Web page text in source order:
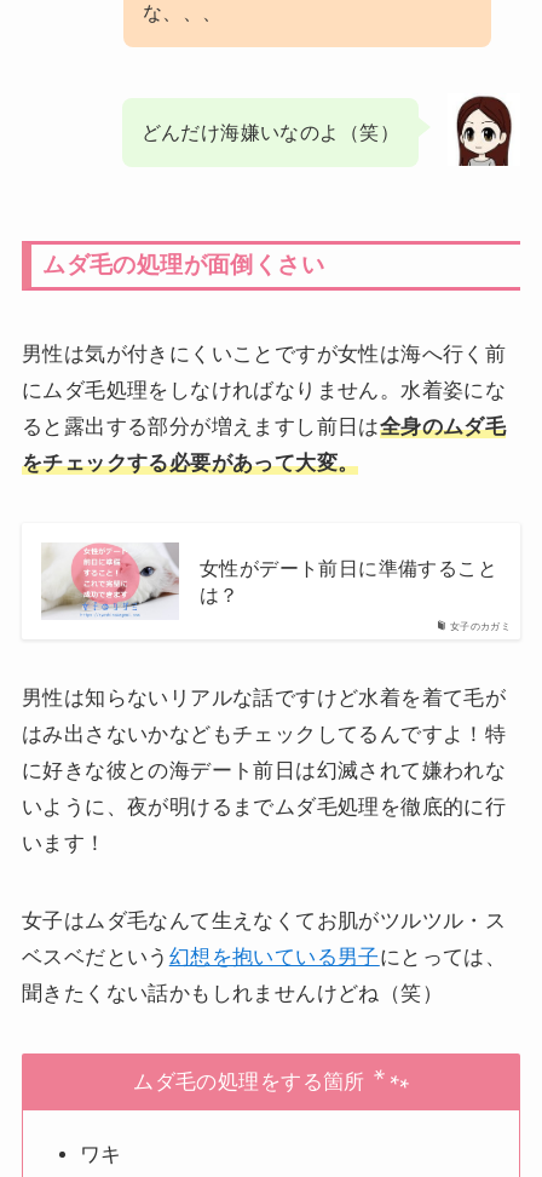
な、、、
どんだけ海嫌いなのよ（笑）
ムダ毛の処理が面倒くさい
男性は気が付きにくいことですが女性は海へ行く前
にムダ毛処理をしなければなりません。水着姿にな
ると露出する部分が増えますし前日は全身のムダ毛
をチェックする必要があって大変。
女子のカガミ
女性がデート前日に準備すること
は？
男性は知らないリアルな話ですけど水着を着て毛が
はみ出さないかなどもチェックしてるんですよ！特
に好きな彼との海デート前日は幻滅されて嫌われな
いように、夜が明けるまでムダ毛処理を徹底的に行
います！
女子はムダ毛なんて生えなくてお肌がツルツル・ス
ベスベだという 幻想を抱いている男子にとっては、
聞きたくない話かもしれませんけどね（笑）
ムダ毛の処理をする箇所
ワキ